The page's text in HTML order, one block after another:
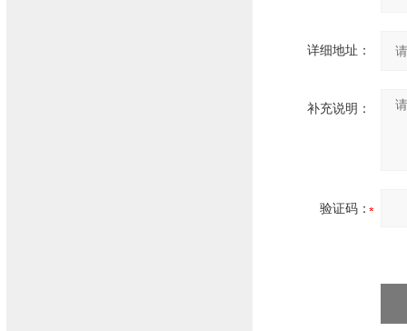
详细地址：
补充说明：
验证码：